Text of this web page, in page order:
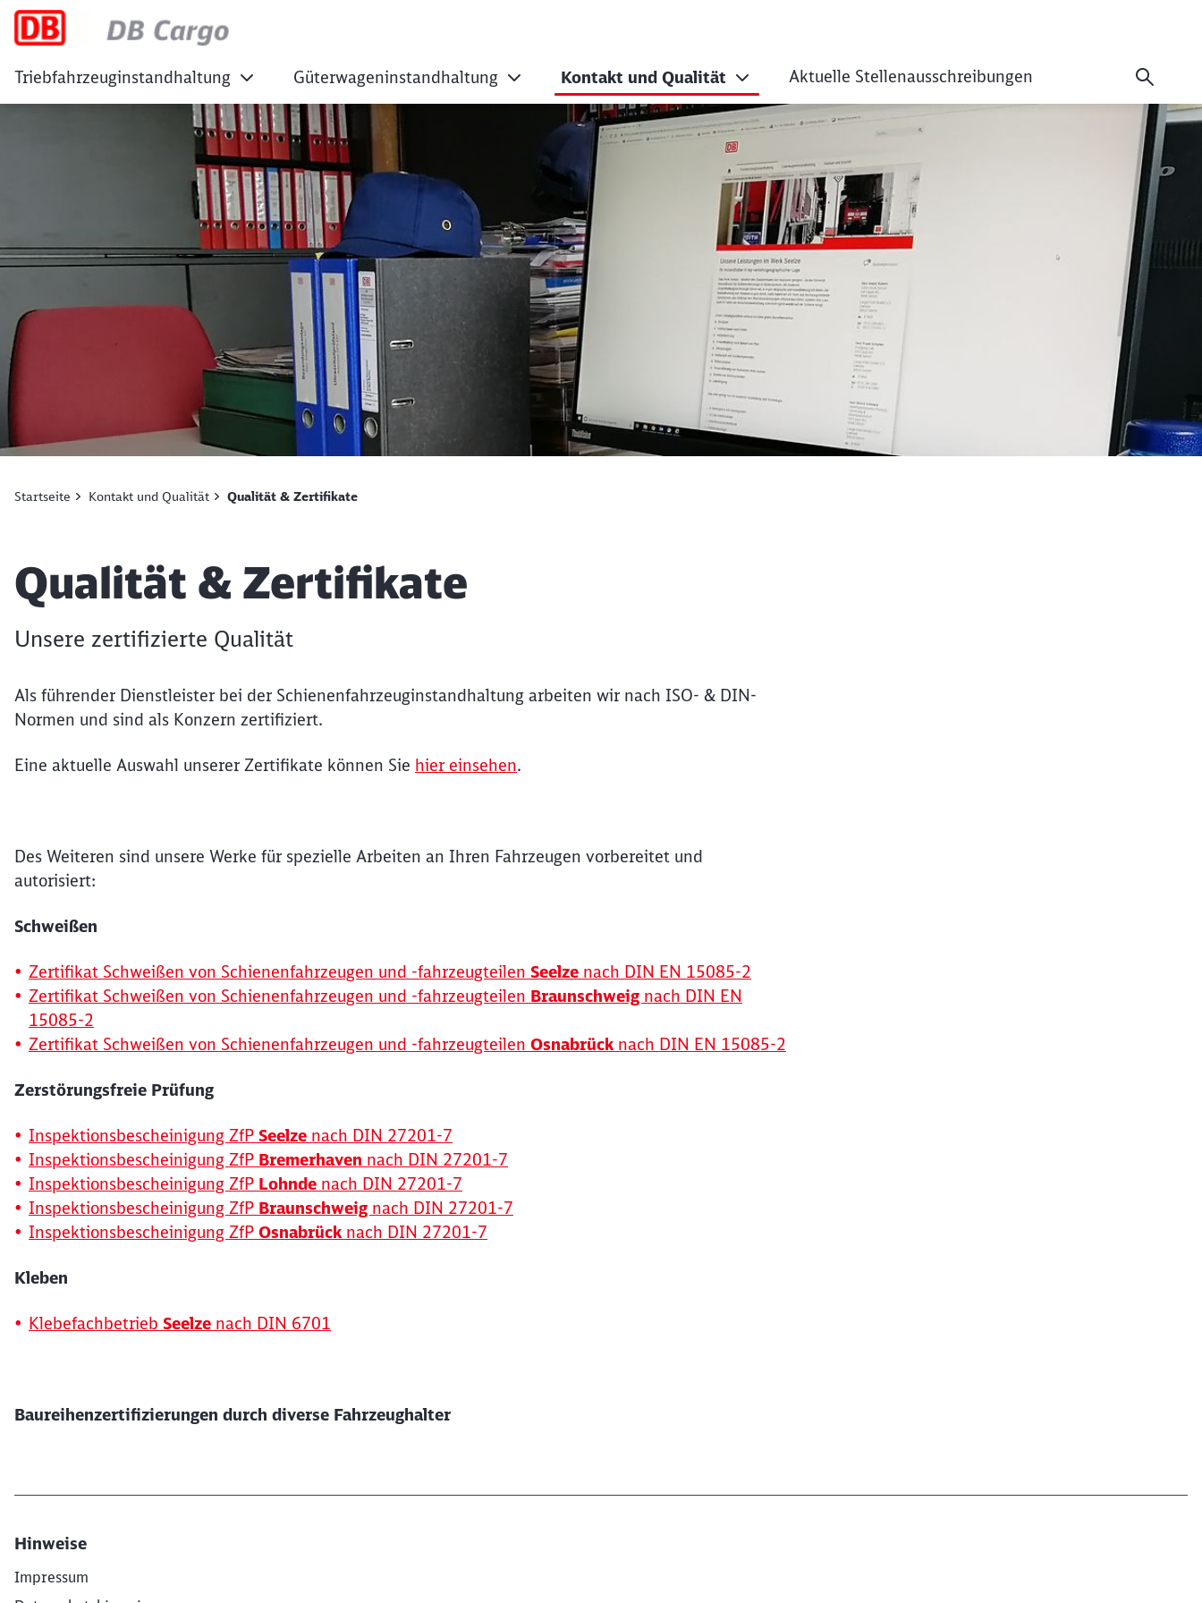
Qualität & Zertifikate
Triebfahrzeuginstandhaltung Güterwageninstandhaltung Kontakt und Qualität Aktuelle Stellenausschreibungen
Startseite Kontakt und Qualität Qualität & Zertifikate
Artikel:
Qualität & Zertifikate
Unsere zertifizierte Qualität
Als führender Dienstleister bei der Schienenfahrzeuginstandhaltung arbeiten wir nach ISO- & DIN-
Normen und sind als Konzern zertifiziert.
Eine aktuelle Auswahl unserer Zertifikate können Sie hier einsehen.
Des Weiteren sind unsere Werke für spezielle Arbeiten an Ihren Fahrzeugen vorbereitet und
autorisiert:
Schweißen
Zertifikat Schweißen von Schienenfahrzeugen und -fahrzeugteilen Seelze nach DIN EN 15085-2
Zertifikat Schweißen von Schienenfahrzeugen und -fahrzeugteilen Braunschweig nach DIN EN
15085-2
Zertifikat Schweißen von Schienenfahrzeugen und -fahrzeugteilen Osnabrück nach DIN EN 15085-2
Zerstörungsfreie Prüfung
Inspektionsbescheinigung ZfP Seelze nach DIN 27201-7
Inspektionsbescheinigung ZfP Bremerhaven nach DIN 27201-7
Inspektionsbescheinigung ZfP Lohnde nach DIN 27201-7
Inspektionsbescheinigung ZfP Braunschweig nach DIN 27201-7
Inspektionsbescheinigung ZfP Osnabrück nach DIN 27201-7
Kleben
Klebefachbetrieb Seelze nach DIN 6701
Baureihenzertifizierungen durch diverse Fahrzeughalter
Hinweise
Impressum
Möchten Sie zuweitergeleitet werden?